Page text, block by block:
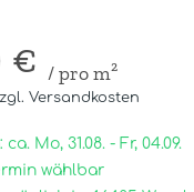
€ / pro m²
Versandkosten
Mo, 31.08. - Fr, 04.09.
wählbar